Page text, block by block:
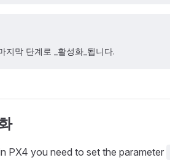
지막 단계로 _활성화_됩니다.
PX4 you need to set the parameter